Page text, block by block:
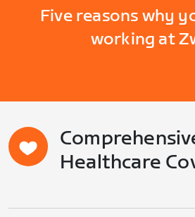
Five reasons why
working at
Healthcare